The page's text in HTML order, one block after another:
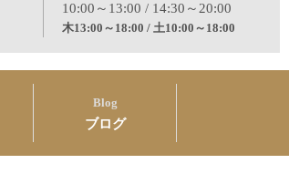
10:00～13:00 / 14:30～20:00
木13:00～18:00 / 土10:00～18:00
Blog
ブログ